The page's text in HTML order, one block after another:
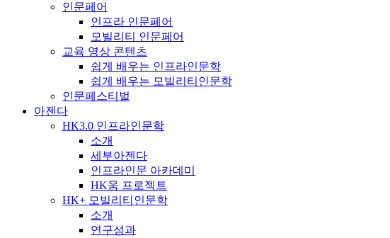
인문페어
인프라 인문페어
모빌리티 인문페어
교육 영상 콘텐츠
쉽게 배우는 인프라인문학
쉽게 배우는 모빌리티인문학
인문페스티벌
아젠다
HK3.0 인프라인문학
소개
세부아젠다
인프라인문 아카데미
HK움 프로젝트
HK+ 모빌리티인문학
소개
연구성과